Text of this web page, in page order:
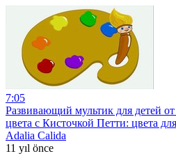
7:05
Развивающий мультик для детей
цвета с Кисточкой Петти: цвета
Adalia Calida
11 yıl önce